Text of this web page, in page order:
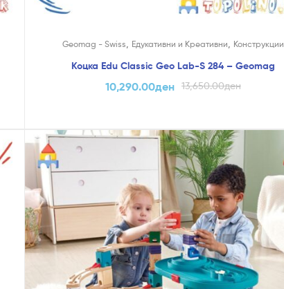
Geomag - Swiss Едукативни и Креативни Конструкции
Коцка Edu Classic Geo Lab-S 284 – Geomag
13,650.00ден
10,290.00ден